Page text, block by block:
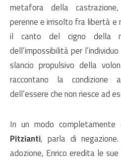
metafora della
perenne e irrisolto fra libertà e
il canto del cigno della
dell’impossibilità per
slancio propulsivo della
raccontano la condizione
dell’essere che non riesce ad
In un modo completamente
Pitzianti, parla di
adozione, Enrico eredita le